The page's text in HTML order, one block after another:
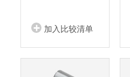
加入比较清单